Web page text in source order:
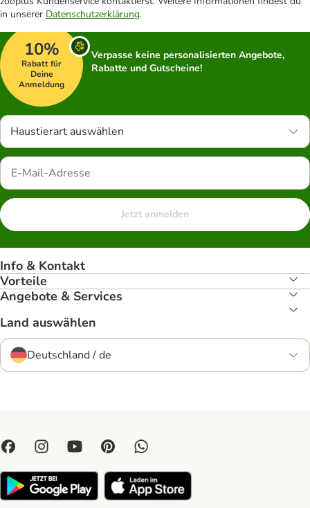
in unserer Datenschutzerklärung.
10%
Rabatt für
Deine
Anmeldung
Verpasse keine personalisierten Angebote,
Rabatte und Gutscheine!
Haustierart auswählen
Jetzt anmelden
Info & Kontakt
Vorteile
Angebote & Services
Land auswählen
Deutschland / de